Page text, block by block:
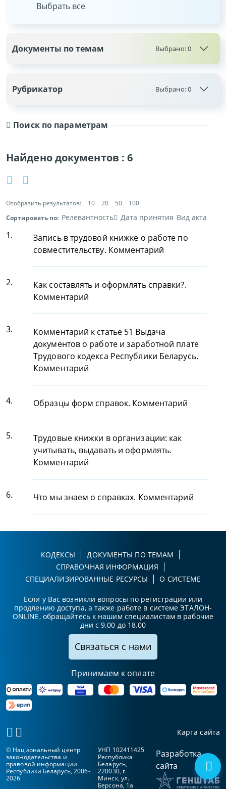
Поиск по параметрам
Найдено документов :6
Отобразить результатов: 10 20 50
100
Сортировать по: Релевантность Дата принятия Вид акта
1.
Запись в трудовой книжке о работе по
совместительству. Комментарий
2.
Как составлять и оформлять справки?.
Комментарий
3.
Комментарий к статье 51 Выдача
документов о работе и заработной плате
Трудового кодекса Республики Беларусь.
Комментарий
4. Образцы форм справок. Комментарий
5.
Трудовые книжки в организации: как
учитывать, выдавать и оформлять.
Комментарий
6. Что мы знаем о справках. Комментарий
Выбрать все
Документы по темам Выбрано:0
Рубрикатор Выбрано:0
КОДЕКСЫ
ДОКУМЕНТЫ ПО ТЕМАМ
СПРАВОЧНАЯ ИНФОРМАЦИЯ
СПЕЦИАЛИЗИРОВАННЫЕ РЕСУРСЫ
О СИСТЕМЕ
Если у Вас возникли вопросы по регистрации или
продлению доступа, а также работе в системе ЭТАЛОН-
ONLINE, обращайтесь к нашим специалистам в рабочие
дни с 9.00 до 18.00
Связаться с нами
Принимаем к оплате
Карта сайта
© Национальный центр
законодательства и
правовой информации
Республики Беларусь, 2006-
2026
УНП 102411425
Республика
Беларусь,
220030, г.
Минск, ул.
Берсона, 1а
Разработка
сайта